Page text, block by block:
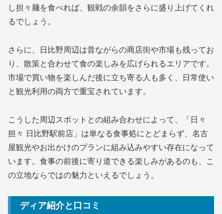
し担々麺を食べれば、観戦の余韻をさらに盛り上げてくれ
るでしょう。
さらに、日比野周辺は昔ながらの商店街や市場も残ってお
り、散策と合わせて食の楽しみを広げられるエリアです。
市場で買い物を楽しんだ後に立ち寄る人も多く、日常使い
と観光利用の両方で重宝されています。
こうした周辺スポットとの組み合わせによって、「日々
担々 日比野駅前店」は単なる食事処にとどまらず、名古
屋観光やお出かけのプランに組み込みやすい存在になって
います。食事の前後に寄り道できる楽しみがあるのも、こ
の立地ならではの魅力といえるでしょう。
ディア紹介と口コミ